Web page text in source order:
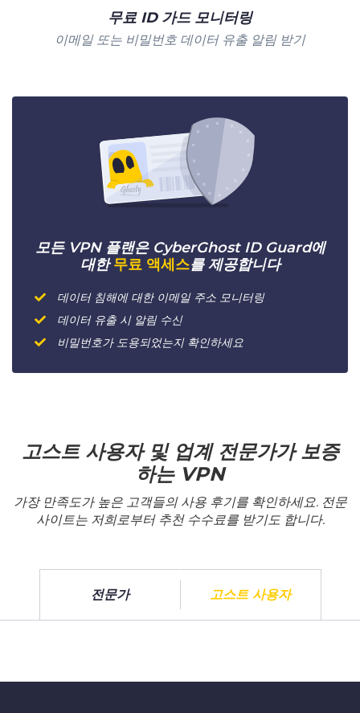
무료 ID 가드 모니터링
이메일 또는 비밀번호 데이터 유출 알림 받기
모든 VPN 플랜은 CyberGhost ID Guard에
대한무료 액세스를 제공합니다
데이터 침해에 대한 이메일 주소 모니터링
데이터 유출 시 알림 수신
비밀번호가 도용되었는지 확인하세요
고스트 사용자 및 업계 전문가가 보증
하는 VPN
가장 만족도가 높은 고객들의 사용 후기를 확인하세요. 전문
사이트는 저희로부터 추천 수수료를 받기도 합니다.
전문가 고스트 사용자